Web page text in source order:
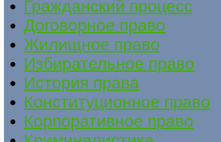
Гражданский процесс
Договорное право
Жилищное право
Избирательное право
История права
Конституционное право
Корпоративное право